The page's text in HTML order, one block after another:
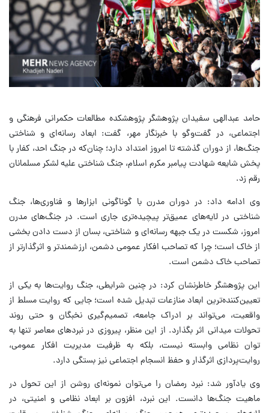
حامد عبدالهی سفیدان پژوهشگر پژوهشکده مطالعات حکمرانی فرهنگی و
اجتماعی، در گفت‌وگو با خبرنگار مهر، گفت: ابعاد رسانه‌ای و شناختی
جنگ‌ها، از دوران گذشته تا امروز امتداد دارد؛ چنان‌که در جنگ احد، کفار با
پخش شایعه شهادت پیامبر مکرم اسلام، جنگ شناختی علیه لشکر مسلمانان
رقم زد.
وی ادامه داد: در دوران مدرن با گوناگونی ابزارها و فناوری‌ها، جنگ
شناختی در لایه‌های عمیق‌تر پیچیده‌تری جاری است. در جنگ‌های مدرن
امروز، شکست در یک جبهه رسانه‌ای و شناختی، بسان از دست دادن بخشی
از خاک است؛ چرا که تصاحب افکار عمومی دشمن، ارزشمندتر و اثرگذارتر از
تصاحب خاک دشمن است.
این پژوهشگر خاطرنشان کرد: در چنین شرایطی، جنگ روایت‌ها به یکی از
تعیین‌کننده‌ترین ابعاد منازعات تبدیل شده است؛ جایی که روایت مسلط از
واقعیت، می‌تواند بر ادراک جامعه، تصمیم‌گیری نخبگان و حتی روند
تحولات میدانی اثر بگذارد. از این منظر، پیروزی در نبردهای معاصر تنها به
توان نظامی وابسته نیست، بلکه به ظرفیت مدیریت افکار عمومی،
روایت‌پردازی اثرگذار و حفظ انسجام اجتماعی نیز بستگی دارد.
وی یادآور شد: نبرد رمضان را می‌توان نمونه‌ای روشن از این تحول در
ماهیت جنگ‌ها دانست. این نبرد، افزون بر ابعاد نظامی و امنیتی، در